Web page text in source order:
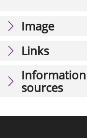
Image
Links
Information
sources